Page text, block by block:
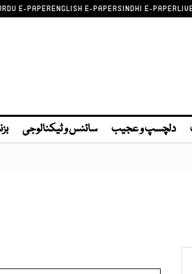
E-PAPERENGLISH E-PAPERSINDHI E-PAPER
دلچسپ و عجیب سائنس و ٹیکنالوجی